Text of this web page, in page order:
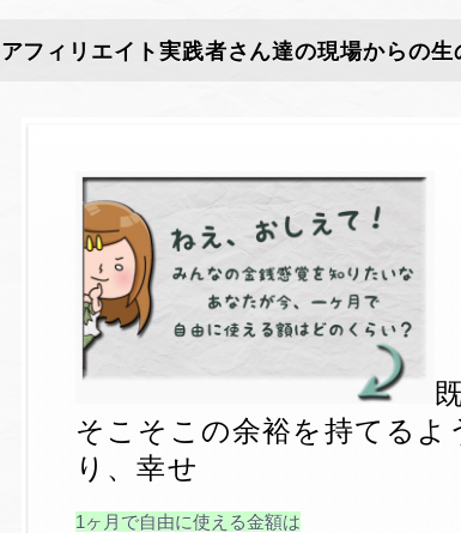
アフィリエイト実践者さん達の現場からの生
そこそこの余裕を持てるよ
り、幸せ
1ヶ月で自由に使える金額は